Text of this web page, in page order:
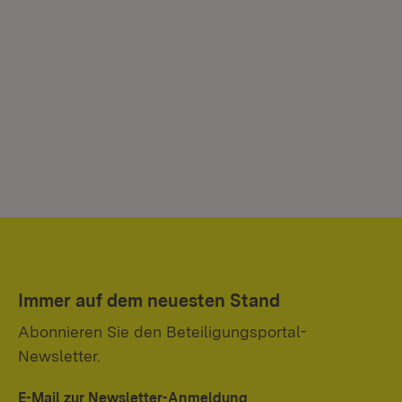
Immer auf dem neuesten Stand
Abonnieren Sie den Beteiligungsportal-
Newsletter.
E-Mail zur Newsletter-Anmeldung